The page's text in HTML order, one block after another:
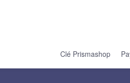
Clé Prismashop